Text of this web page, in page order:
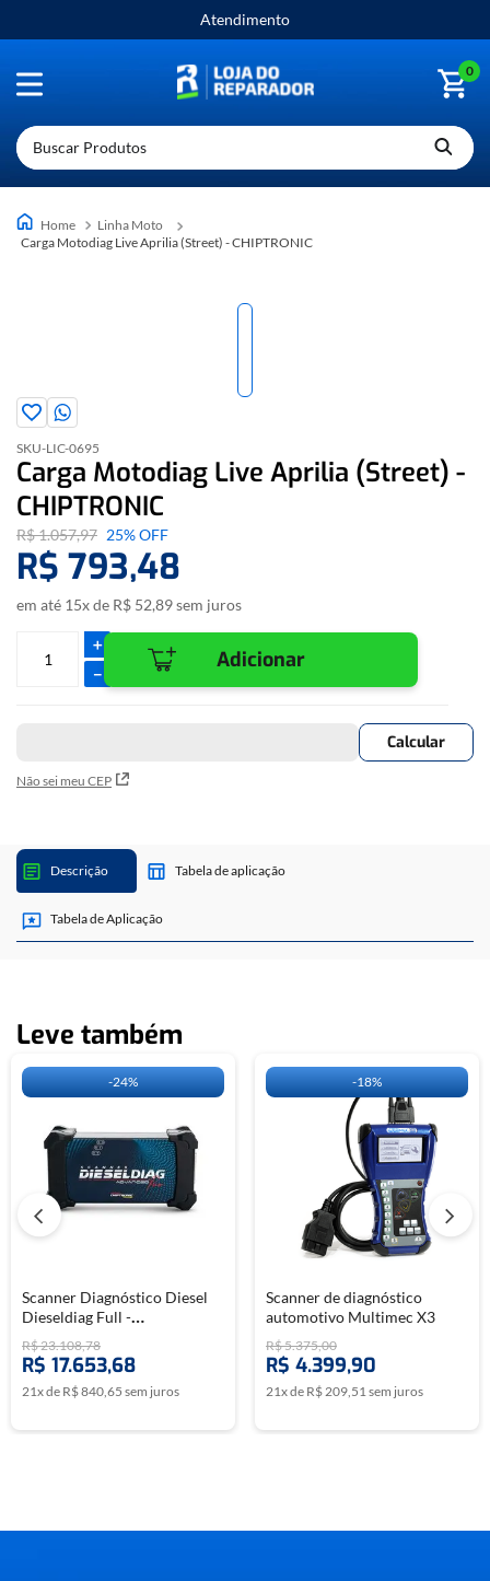
Atendimento
0
Buscar Produtos
Linha Moto
Carga Motodiag Live Aprilia (Street) - CHIPTRONIC
SKU-LIC-0695
Carga Motodiag Live Aprilia (Street) -
CHIPTRONIC
R$1.057,97 25%OFF
R$ 793,48
em até 15x de R$ 52,89sem juros
＋
－
Adicionar
Não sei meu CEP
Descrição Tabela de aplicação
Tabela de Aplicação
Leve também
-24%
Scanner Diagnóstico Diesel
Dieseldiag Full -
CHIPTRONIC
R$23.108,78
R$ 17.653,68
21x de R$840,65 sem juros
-18%
Scanner de diagnóstico
automotivo Multimec X3
R$5.375,00
R$ 4.399,90
21x de R$209,51sem juros